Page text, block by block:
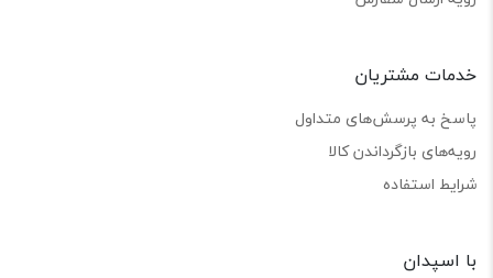
خدمات مشتریان
پاسخ به پرسش‌های متداول
رویه‌های بازگرداندن کالا
شرایط استفاده
با اسپدان